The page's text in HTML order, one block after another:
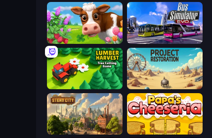
Country Life Meadows Bus Simulator: EVO
Lumber Harvest: Tree Cutting Game Project Restoration
Steam City Papa's Cheeseria